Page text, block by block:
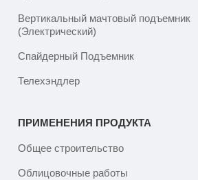
Вертикальный мачтовый подъемник
(Электрический)
Спайдерный Подъемник
Телехэндлер
ПРИМЕНЕНИЯ ПРОДУКТА
Общее строительство
Облицовочные работы